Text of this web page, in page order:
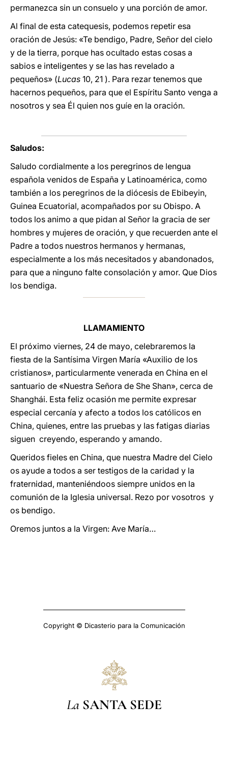
permanezca sin un consuelo y una porción de amor.
Al final de esta catequesis, podemos repetir esa
oración de Jesús: «Te bendigo, Padre, Señor del cielo
y de la tierra, porque has ocultado estas cosas a
sabios e inteligentes y se las has revelado a
pequeños» (Lucas 10, 21 ). Para rezar tenemos que
hacernos pequeños, para que el Espíritu Santo venga a
nosotros y sea Él quien nos guíe en la oración.
Saludos:
Saludo cordialmente a los peregrinos de lengua
española venidos de España y Latinoamérica, como
también a los peregrinos de la diócesis de Ebibeyin,
Guinea Ecuatorial, acompañados por su Obispo. A
todos los animo a que pidan al Señor la gracia de ser
hombres y mujeres de oración, y que recuerden ante el
Padre a todos nuestros hermanos y hermanas,
especialmente a los más necesitados y abandonados,
para que a ninguno falte consolación y amor. Que Dios
los bendiga.
LLAMAMIENTO
El próximo viernes, 24 de mayo, celebraremos la
fiesta de la Santísima Virgen María «Auxilio de los
cristianos», particularmente venerada en China en el
santuario de «Nuestra Señora de She Shan», cerca de
Shanghái. Esta feliz ocasión me permite expresar
especial cercanía y afecto a todos los católicos en
China, quienes, entre las pruebas y las fatigas diarias
siguen creyendo, esperando y amando.
Queridos fieles en China, que nuestra Madre del Cielo
os ayude a todos a ser testigos de la caridad y la
fraternidad, manteniéndoos siempre unidos en la
comunión de la Iglesia universal. Rezo por vosotros y
os bendigo.
Oremos juntos a la Virgen: Ave María…
Copyright © Dicasterio para la Comunicación
La SANTA SEDE